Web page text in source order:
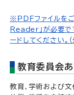
※PDFファイルを
Reader」が必要で
ードしてください。（
教育委員会
教育、学術および